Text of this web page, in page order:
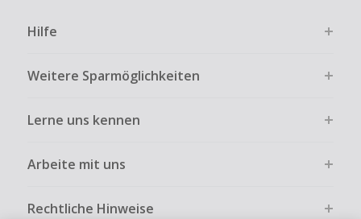
Hilfe
Weitere Sparmöglichkeiten
Lerne uns kennen
Arbeite mit uns
Rechtliche Hinweise